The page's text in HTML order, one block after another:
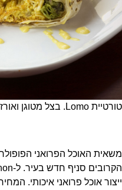
טורטיית Lomo. בצל מטוגן ואורז
ייצור אוכל פרואני איכותי.